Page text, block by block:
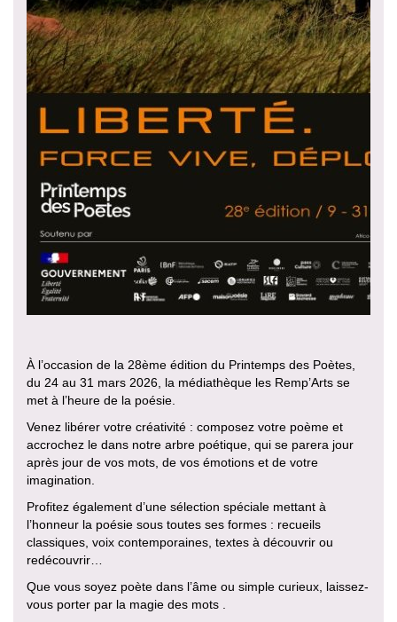
À l’occasion de la 28ème édition du Printemps des Poètes,
du 24 au 31 mars 2026, la médiathèque les Remp’Arts se
met à l’heure de la poésie.
Venez libérer votre créativité : composez votre poème et
accrochez le dans notre arbre poétique, qui se parera jour
après jour de vos mots, de vos émotions et de votre
imagination.
Profitez également d’une sélection spéciale mettant à
l’honneur la poésie sous toutes ses formes : recueils
classiques, voix contemporaines, textes à découvrir ou
redécouvrir…
Que vous soyez poète dans l’âme ou simple curieux, laissez-
vous porter par la magie des mots .